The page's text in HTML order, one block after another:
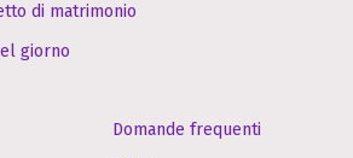
di matrimonio
giorno
Domande frequenti